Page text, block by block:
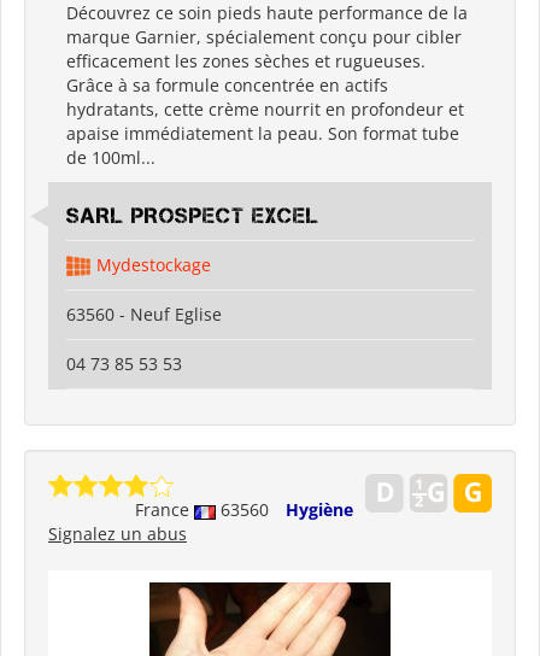
Découvrez ce soin pieds haute performance de la
marque Garnier, spécialement conçu pour cibler
efficacement les zones sèches et rugueuses.
Grâce à sa formule concentrée en actifs
hydratants, cette crème nourrit en profondeur et
apaise immédiatement la peau. Son format tube
de 100ml...
SARL PROSPECT EXCEL
Mydestockage
63560 - Neuf Eglise
04 73 85 53 53
France 63560
Hygiène
Signalez un abus